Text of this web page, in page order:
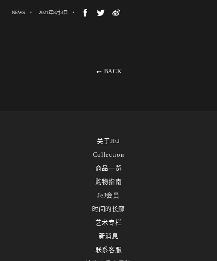
NEWS 2021年8月3日
BACK
关于JEJ
Collection
商品一览
购物指南
JeJ会员
时间的长廊
艺术专栏
新消息
联系客服